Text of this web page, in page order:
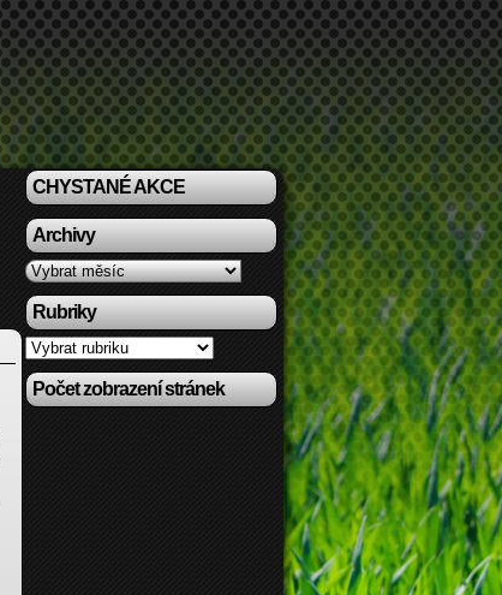
CHYSTANÉ AKCE
Archivy
Archivy
Rubriky
Rubriky
Počet zobrazení stránek